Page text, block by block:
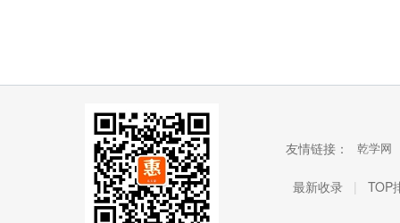
友情链接： 乾学网
最新收录 | TOP